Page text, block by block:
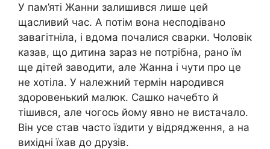
У пам’яті Жанни залишився лише цей
щасливий час. А потім вона несподівано
завагітніла, і вдома почалися сварки. Чоловік
казав, що дитина зараз не потрібна, рано їм
ще дітей заводити, але Жанна і чути про це
не хотіла. У належний термін народився
здоровенький малюк. Сашко начебто й
тішився, але чогось йому явно не вистачало.
Він усе став часто їздити у відрядження, а на
вихідні їхав до друзів.